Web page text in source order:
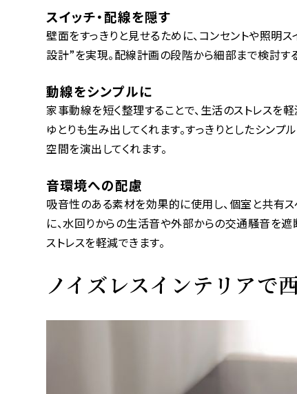
スイッチ・配線を隠す
壁面をすっきりと見せるために、コンセントや照明
設計”を実現。配線計画の段階から細部まで検討す
動線をシンプルに
家事動線を短く整理することで、生活のストレスを
ゆとりも生み出してくれます。すっきりとしたシン
空間を演出してくれます。
音環境への配慮
吸音性のある素材を効果的に使用し、個室と共有
に、水回りからの生活音や外部からの交通騒音を
ストレスを軽減できます。
ノイズレスインテリアで